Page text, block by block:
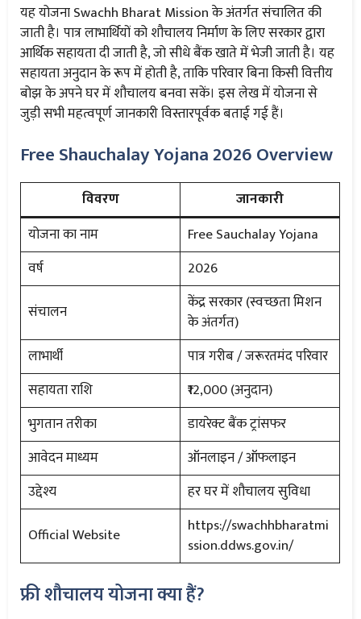
यह योजना Swachh Bharat Mission के अंतर्गत संचालित की
जाती है। पात्र लाभार्थियों को शौचालय निर्माण के लिए सरकार द्वारा
आर्थिक सहायता दी जाती है, जो सीधे बैंक खाते में भेजी जाती है। यह
सहायता अनुदान के रूप में होती है, ताकि परिवार बिना किसी वित्तीय
बोझ के अपने घर में शौचालय बनवा सकें। इस लेख में योजना से
जुड़ी सभी महत्वपूर्ण जानकारी विस्तारपूर्वक बताई गई हैं।
Free Shauchalay Yojana 2026 Overview
विवरण
जानकारी
योजना का नाम
Free Sauchalay Yojana
वर्ष
2026
संचालन
केंद्र सरकार (स्वच्छता मिशन
के अंतर्गत)
लाभार्थी
पात्र गरीब / जरूरतमंद परिवार
सहायता राशि
₹12,000 (अनुदान)
भुगतान तरीका
डायरेक्ट बैंक ट्रांसफर
आवेदन माध्यम
ऑनलाइन / ऑफलाइन
उद्देश्य
हर घर में शौचालय सुविधा
Official Website
https://swachhbharatmi
ssion.ddws.gov.in/
फ्री शौचालय योजना क्या हैं?